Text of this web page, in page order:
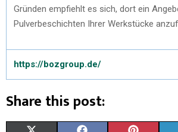
Gründen empfiehlt es sich, dort ein
Pulverbeschichten Ihrer Werkstücke
https://bozgroup.de/
Share this post: